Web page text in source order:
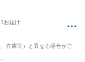
】
お届け
在庫等）と異なる場合がご